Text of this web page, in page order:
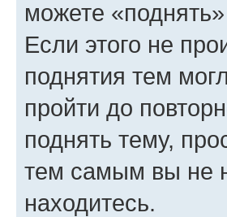
можете
Если этого не
поднятия тем
пройти до
поднять тему,
тем самым вы не
находитесь.